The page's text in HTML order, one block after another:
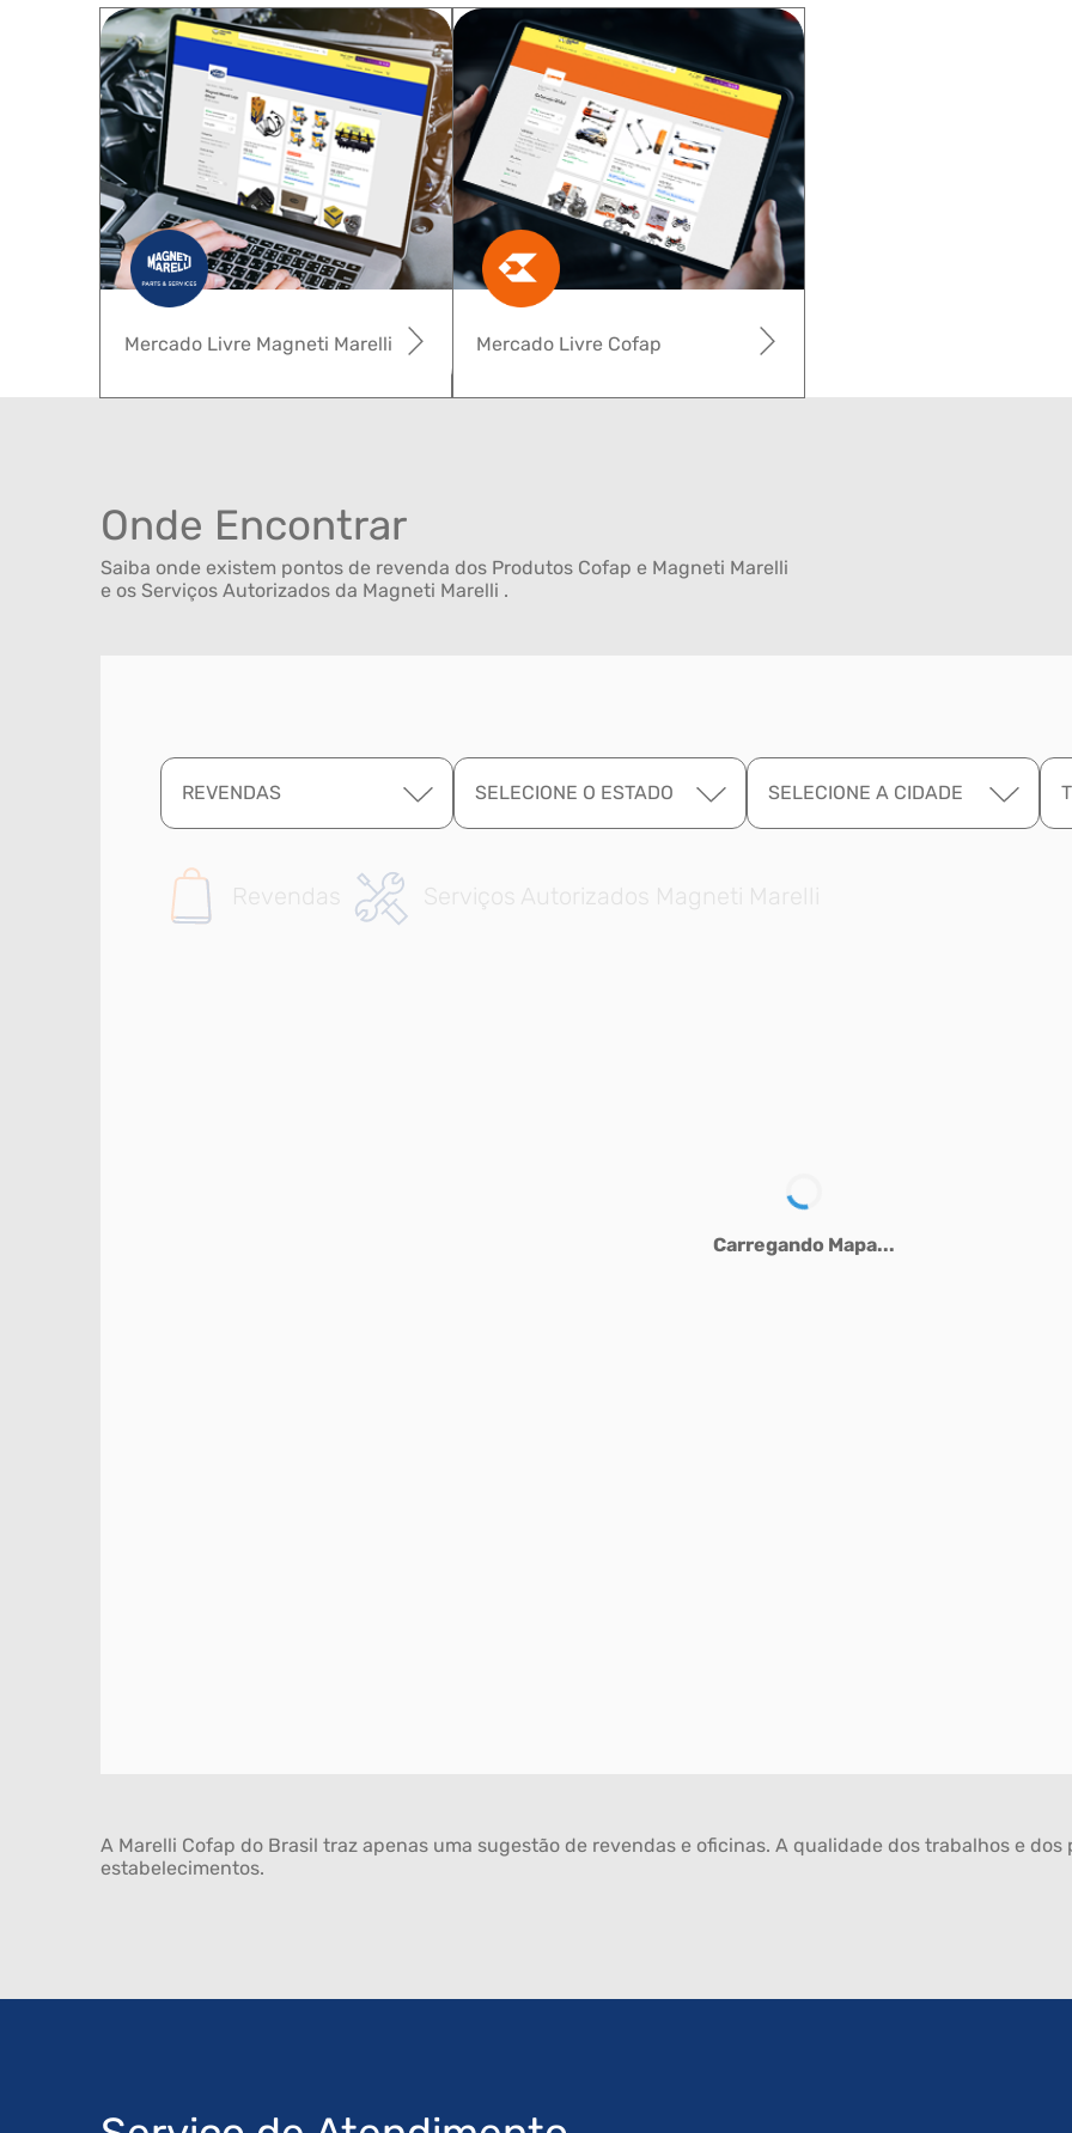
Mercado Livre Cofap
Mercado Livre Magneti Marelli
Onde Encontrar
Saiba onde existem pontos de revenda dos Produtos Cofap e Magneti Marelli
e os Serviços Autorizados da Magneti Marelli .
REVENDAS SELECIONE O ESTADO SELECIONE A CIDADE
Revendas Serviços Autorizados Magneti Marelli
Carregando Mapa...
A Marelli Cofap do Brasil traz apenas uma sugestão de revendas e oficinas. A qualidade dos trabalhos e
estabelecimentos.